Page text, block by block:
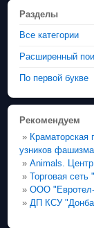
Разделы
Все категории
Расширенный
По первой букве
Рекомендуем
» Краматорская
узников
»Animals.
»Торговая
»ООО "Евротел-
» ДП КСУ